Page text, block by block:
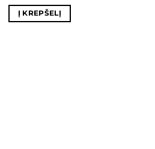
was:
€1.799,00.
Į KREPŠELĮ